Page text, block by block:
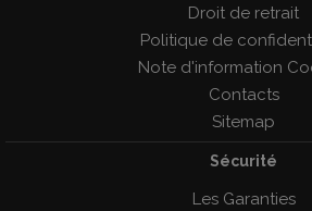
Droit de retrait
Politique de
Note d'information
Contacts
Sitemap
Sécurité
Les Garanties